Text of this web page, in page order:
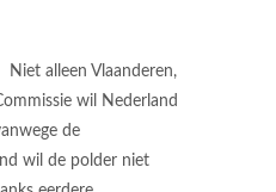
Niet alleen Vlaanderen,
wil Nederland
de
wil de polder niet